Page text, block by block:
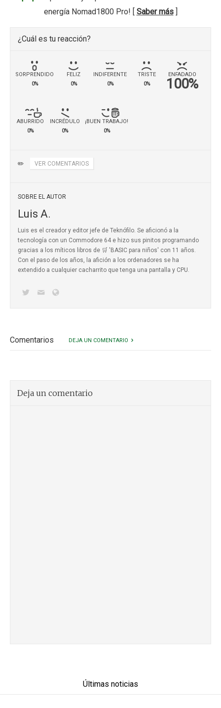
energía Nomad1800 Pro! [ Saber más]
¿Cuál es tu reacción?
SORPRENDIDO
0%
FELIZ
0%
INDIFERENTE
0%
TRISTE
0%
ENFADADO
100%
ABURRIDO
0%
INCRÉDULO
0%
¡BUEN TRABAJO!
0%
✏️ VER COMENTARIOS
SOBRE EL AUTOR
Luis A.
Luis es el creador y editor jefe de Teknófilo. Se aficionó a la
tecnología con un Commodore 64 e hizo sus pinitos programando
gracias a los míticos libros de 🛒 'BASIC para niños' con 11 años.
Con el paso de los años, la afición a los ordenadores se ha
extendido a cualquier cacharrito que tenga una pantalla y CPU.
Comentarios DEJA UN COMENTARIO
Deja un comentario
Últimas noticias